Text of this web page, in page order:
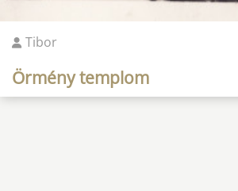
Tibor
Örmény templom